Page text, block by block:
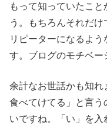
もって知っていたこ
う。もちろんそれだ
リピーターになるよ
す。ブログのモチベー
余計なお世話かも知
食べてけてる」と言う
いですね。「い」を